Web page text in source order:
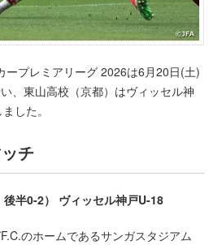
ープレミアリーグ 2026は6月20日(土)
、東山高校（京都）はヴィッセル神
した。
チ
半0-2） ヴィッセル神戸U-18
のホームであるサンガスタジアム